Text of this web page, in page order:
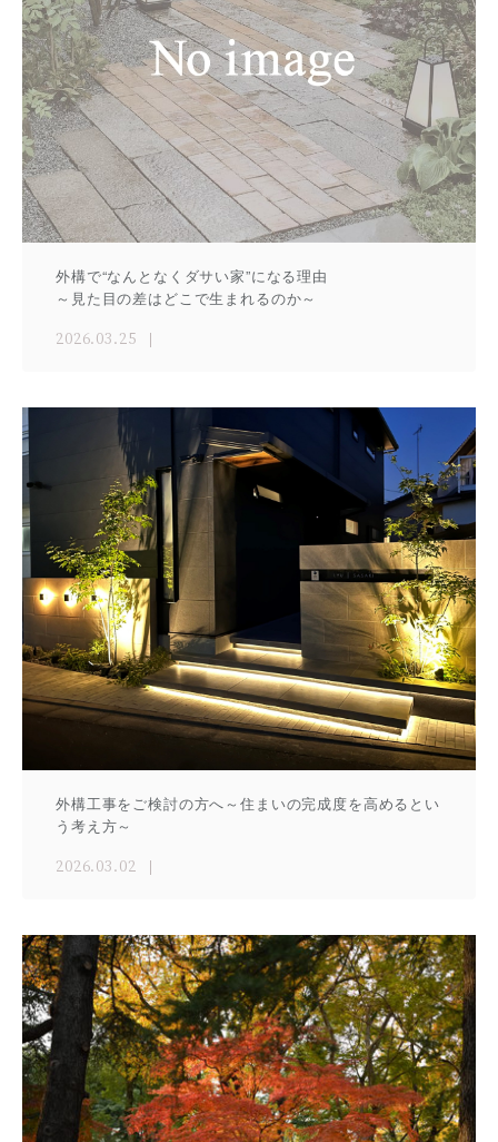
外構で“なんとなくダサい家”になる理由
～見た目の差はどこで生まれるのか～
2026.03.25
外構工事をご検討の方へ～住まいの完成度を高めるとい
う考え方～
2026.03.02